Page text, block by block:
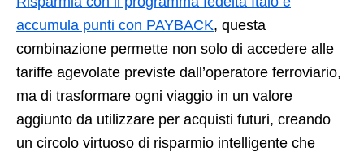
accumula punti con PAYBACK, questa
combinazione permette non solo di accedere alle
tariffe agevolate previste dall’operatore ferroviario,
ma di trasformare ogni viaggio in un valore
aggiunto da utilizzare per acquisti futuri, creando
un circolo virtuoso di risparmio intelligente che